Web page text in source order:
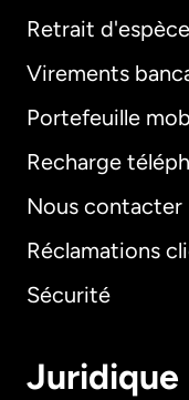
Retrait
Virements
Portefeuille
Recharge
Nous contacter
Réclamations
Sécurité
Juridique